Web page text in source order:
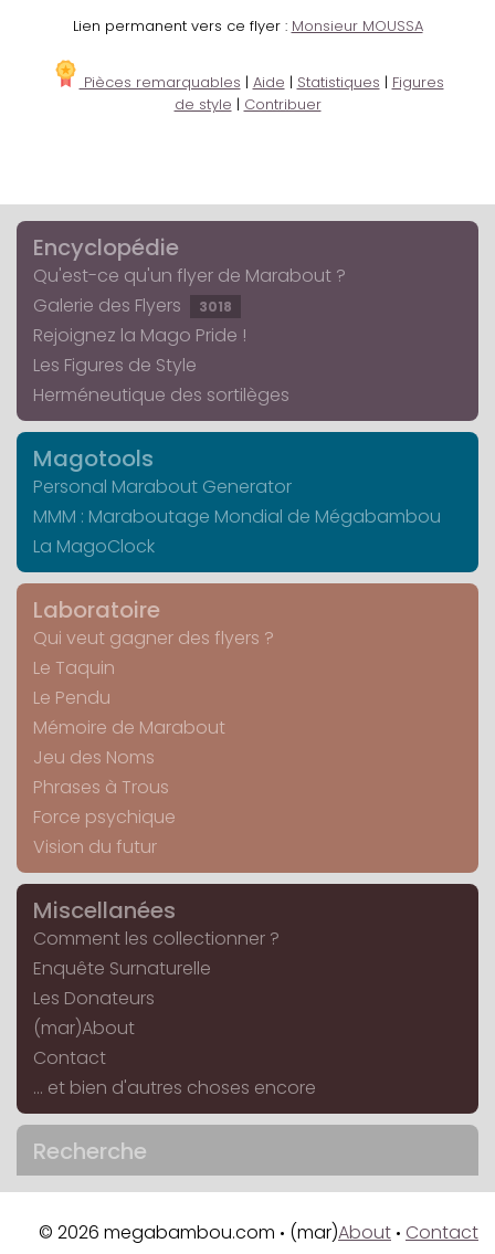
Lien permanent vers ce flyer : Monsieur MOUSSA
Pièces remarquables | Aide | Statistiques | Figures
de style | Contribuer
Encyclopédie
Qu'est-ce qu'un flyer de Marabout ?
Galerie des Flyers
3018
Rejoignez la Mago Pride !
Les Figures de Style
Herméneutique des sortilèges
Magotools
Personal Marabout Generator
MMM : Maraboutage Mondial de Mégabambou
La MagoClock
Laboratoire
Qui veut gagner des flyers ?
Le Taquin
Le Pendu
Mémoire de Marabout
Jeu des Noms
Phrases à Trous
Force psychique
Vision du futur
Miscellanées
Comment les collectionner ?
Enquête Surnaturelle
Les Donateurs
(mar)About
Contact
... et bien d'autres choses encore
Recherche
© 2026 megabambou.com • (mar)About • Contact